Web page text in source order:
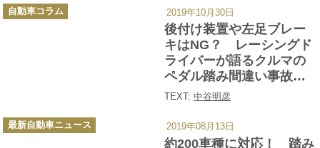
後付け装置や左足ブレー
キはNG？ レーシングド
ライバーが語るクルマの
ペダル踏み間違い事故を
なくすための方法とは
TEXT: 中谷明彦
カ
テ
自動車コラム 2019年10月30日
約200車種に対応！ 踏み
カ
テ
最新自動車ニュース 2019年08月13日